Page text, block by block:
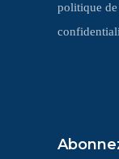
politique de